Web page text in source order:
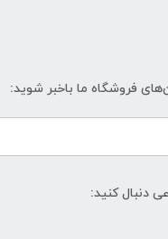
فروشگاه ما باخبر شوید:
دنبال کنید: